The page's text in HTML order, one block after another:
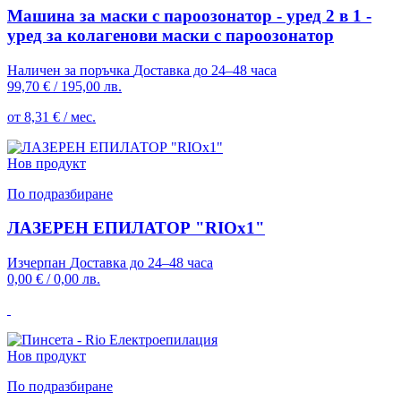
Машина за маски с пароозонатор - уред 2 в 1 -
уред за колагенови маски с пароозонатор
Наличен за поръчка Доставка до 24–48 часа
99,70 € / 195,00 лв.
от 8,31 € / мес.
Нов продукт
По подразбиране
ЛАЗЕРЕН ЕПИЛАТОР "RIOx1"
Изчерпан Доставка до 24–48 часа
0,00 € / 0,00 лв.
Нов продукт
По подразбиране